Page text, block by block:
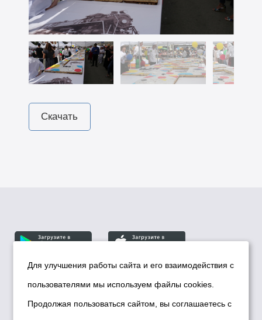
Скачать
© Департамент информационной политики мэрии
города Новосибирска, 2026
Для улучшения работы сайта и его взаимодействия с
пользователями мы используем файлы cookies.
Продолжая пользоваться сайтом, вы соглашаетесь с